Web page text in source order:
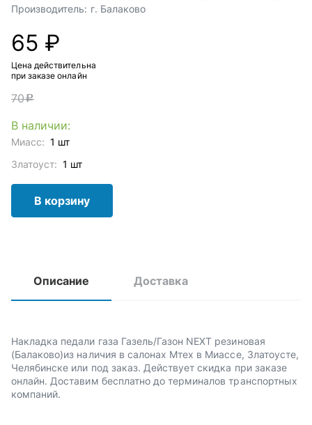
Производитель: г. Балаково
65 ₽
Цена действительна
при заказе онлайн
70c
В наличии:
Миасс: 1 шт
Златоуст: 1 шт
В корзину
Описание Доставка
Накладка педали газа Газель/Газон NEXT резиновая
(Балаково)из наличия в салонах Мтех в Миассе, Златоусте,
Челябинске или под заказ. Действует скидка при заказе
онлайн. Доставим бесплатно до терминалов транспортных
компаний.